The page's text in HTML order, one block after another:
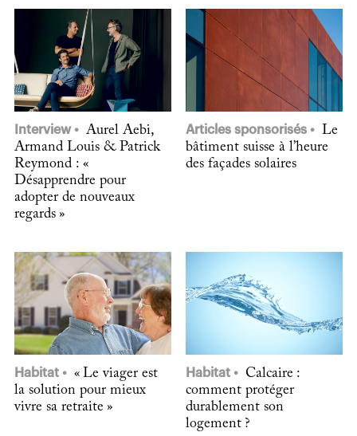
Interview
Aurel Aebi,
Armand Louis & Patrick
Reymond : «
Désapprendre pour
adopter de nouveaux
regards »
Articles sponsorisés
Le
bâtiment suisse à l’heure
des façades solaires
Habitat
« Le viager est
la solution pour mieux
vivre sa retraite »
Habitat
Calcaire :
comment protéger
durablement son
logement ?